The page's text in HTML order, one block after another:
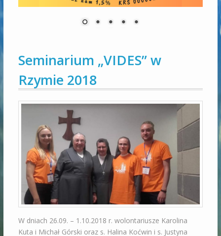
Seminarium „VIDES” w
Rzymie 2018
W dniach 26.09. – 1.10.2018 r. wolontariusze Karolina
Kuta i Michał Górski oraz s. Halina Koćwin i s. Justyna